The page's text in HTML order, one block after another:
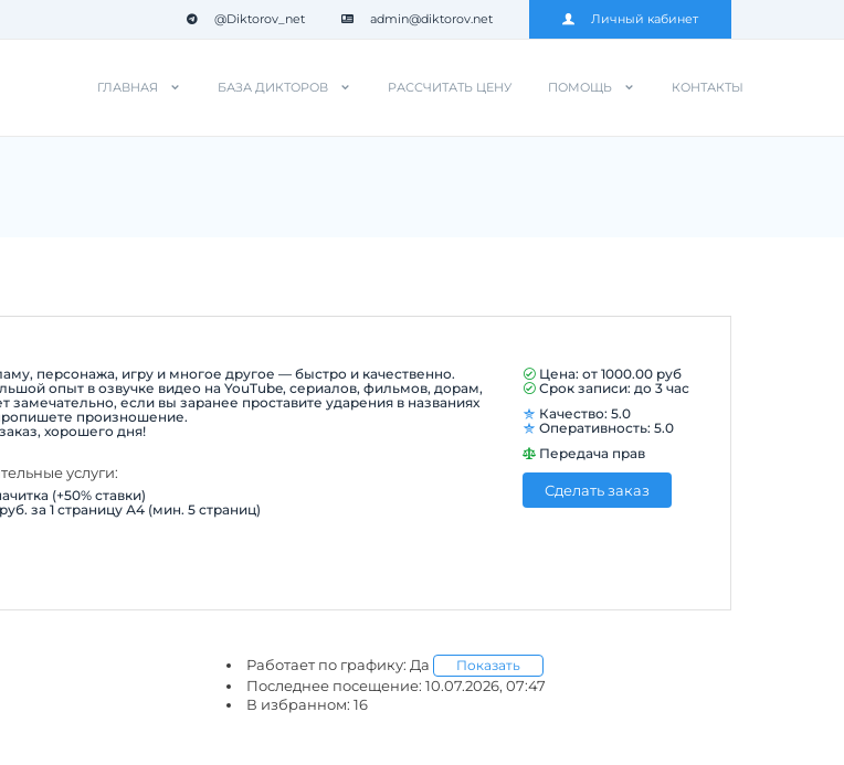
@Diktorov_net admin@diktorov.net Личный кабинет
ГЛАВНАЯ БАЗА ДИКТОРОВ РАССЧИТАТЬ ЦЕНУ ПОМОЩЬ КОНТАКТЫ
Цена: от 1000.00 руб
Срок записи: до 3 час
Качество: 5.0
Оперативность: 5.0
Передача прав
Сделать заказ
персонажа, игру и многое другое — быстро и качественно.
опыт в озвучке видео на YouTube, сериалов, фильмов, дорам,
замечательно, если вы заранее проставите ударения в названиях
произношение.
хорошего дня!
услуги:
(+50% ставки)
за 1 страницу А4 (мин. 5 страниц)
Работает по графику: Да Показать
Последнее посещение: 10.07.2026, 07:47
В избранном: 16